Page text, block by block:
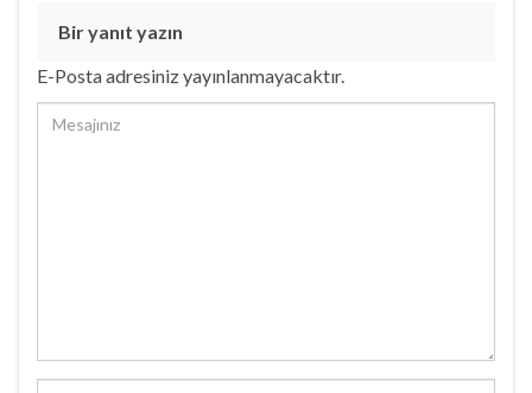
Bir yanıt yazın
E-Posta adresiniz yayınlanmayacaktır.